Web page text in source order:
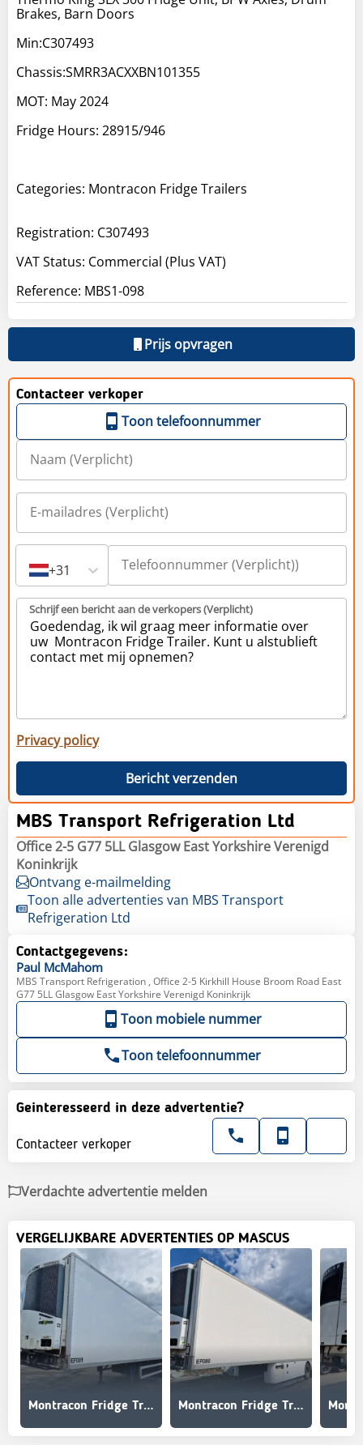
Brakes, Barn Doors
Min:C307493
Chassis:SMRR3ACXXBN101355
MOT: May 2024
Fridge Hours: 28915/946
Categories: Montracon Fridge Trailers
Registration: C307493
VAT Status: Commercial (Plus VAT)
Reference: MBS1-098
Prijs opvragen
Contacteer verkoper
Toon telefoonnummer
+31
Schrijf een bericht aan de verkopers (Verplicht)
Privacy policy
Bericht verzenden
MBS Transport Refrigeration Ltd
Office 2-5 G77 5LL Glasgow East Yorkshire Verenigd
Koninkrijk
Ontvang e-mailmelding
Toon alle advertenties van MBS Transport
Refrigeration Ltd
Contactgegevens:
Paul McMahom
MBS Transport Refrigeration , Office 2-5 Kirkhill House Broom Road East
G77 5LL Glasgow East Yorkshire Verenigd Koninkrijk
Toon mobiele nummer
Toon telefoonnummer
Geinteresseerd in deze advertentie?
Contacteer verkoper
Verdachte advertentie melden
VERGELIJKBARE ADVERTENTIES OP MASCUS
Montracon Fridge Trailer Montracon Fridge Trailer